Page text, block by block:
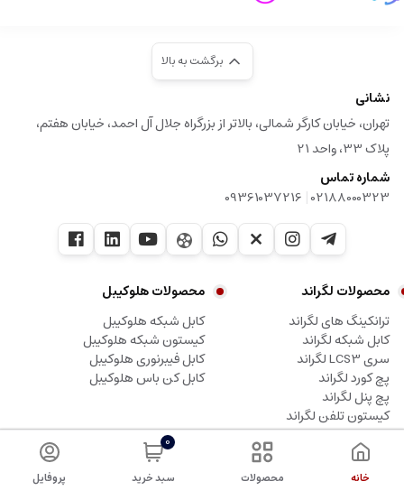
برگشت به بالا
نشانی
تهران، خیابان کارگر شمالی، بالاتر از بزرگراه جلال آل احمد، خیابان هفتم،
پلاک 33، واحد 21
شماره تماس
02188000323
|
09361037216
محصولات لگراند
ترانکینگ های لگراند
کابل شبکه لگراند
سری LCS3 لگراند
پچ کورد لگراند
پچ پنل لگراند
کیستون تلفن لگراند
محصولات هلوکیبل
کابل شبکه هلوکیبل
کیستون شبکه هلوکیبل
کابل فیبرنوری هلوکیبل
کابل کن باس هلوکیبل
کلیه حقوق این وبسایت متعلق به شرکت آلما شبکه پرداز، نماینده لگراند می باشد.
خانه محصولات
0
سبد خرید پروفایل